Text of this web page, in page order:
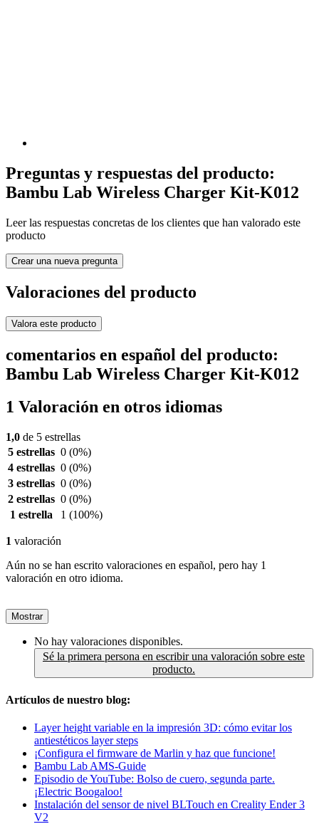
Preguntas y respuestas del producto:
Bambu Lab Wireless Charger Kit-K012
Leer las respuestas concretas de los clientes que han valorado este
producto
Crear una nueva pregunta
Valoraciones del producto
Valora este producto
comentarios en español del producto:
Bambu Lab Wireless Charger Kit-K012
1 Valoración en otros idiomas
1,0 de 5 estrellas
5 estrellas 0 (0%)
4 estrellas 0 (0%)
3 estrellas 0 (0%)
2 estrellas 0 (0%)
1 estrella
1 (100%)
1 valoración
Aún no se han escrito valoraciones en español, pero hay 1
valoración en otro idioma.
Mostrar
No hay valoraciones disponibles.
Sé la primera persona en escribir una valoración sobre este
producto.
Artículos de nuestro blog:
Layer height variable en la impresión 3D: cómo evitar los
antiestéticos layer steps
¡Configura el firmware de Marlin y haz que funcione!
Bambu Lab AMS-Guide
Episodio de YouTube: Bolso de cuero, segunda parte.
¡Electric Boogaloo!
Instalación del sensor de nivel BLTouch en Creality Ender 3
V2